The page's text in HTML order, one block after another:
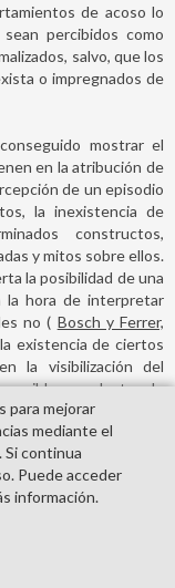
de acoso lo
percibidos como
salvo, que los
o impregnados de
mostrar el
en la atribución de
de un episodio
la inexistencia de
constructos,
y mitos sobre ellos.
la posibilidad de una
la hora de interpretar
no ( Bosch y Ferrer,
existencia de ciertos
la visibilización del
posibles conductas de
).
que con seguridad,
se encuentran el
el segundo estudio,
a la población
de las mismas
la importancia
para mejorar
mediante el
Si continua
Puede acceder
información.